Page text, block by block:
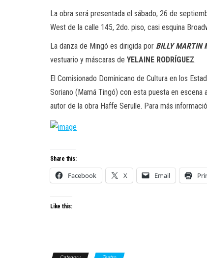
La obra será presentada el sábado, 26 de
West de la calle 145, 2do. piso, casi esquina
La danza de Mingó es dirigida por BILLY MARTIN
vestuario y máscaras de YELAINE RODRÍGUEZ.
El Comisionado Dominicano de Cultura en los
Soriano (Mamá Tingó) con esta puesta en
autor de la obra Haffe Serulle. Para más
Share this:
Facebook X Email
Like this: